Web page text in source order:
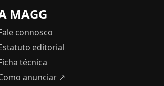
MAGG
connosco
editorial
técnica
anunciar ↗